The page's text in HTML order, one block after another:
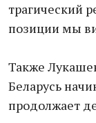
трагический
позиции мы
Также
Беларусь
продолжает